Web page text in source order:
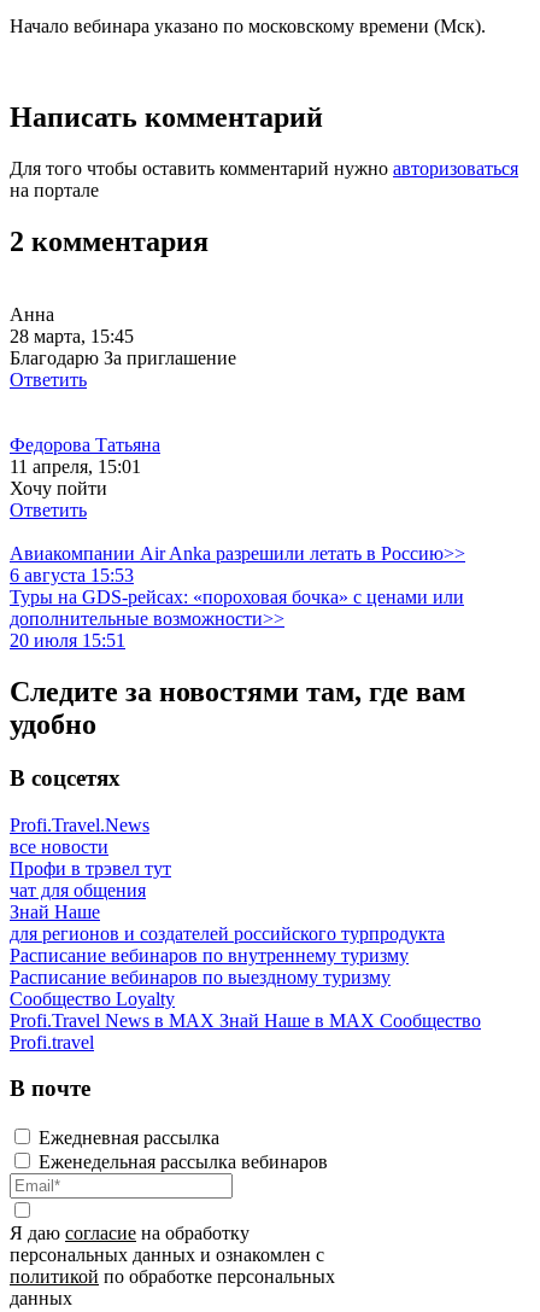
Начало вебинара указано по московскому времени (Мск).
Написать комментарий
Для того чтобы оставить комментарий нужно авторизоваться
на портале
2 комментария
Анна
28 марта, 15:45
Благодарю За приглашение
Ответить
Федорова Татьяна
11 апреля, 15:01
Хочу пойти
Ответить
Авиакомпании Air Anka разрешили летать в Россию>>
6 августа 15:53
Туры на GDS-рейсах: «пороховая бочка» с ценами или
дополнительные возможности>>
20 июля 15:51
Следите за новостями там, где вам
удобно
В соцсетях
Profi.Travel.News
все новости
Профи в трэвел тут
чат для общения
Знай Наше
для регионов и создателей российского турпродукта
Расписание вебинаров по внутреннему туризму
Расписание вебинаров по выездному туризму
Сообщество Loyalty
Profi.Travel News в MAX Знай Наше в MAX Сообщество
Profi.travel
В почте
Ежедневная рассылка
Еженедельная рассылка вебинаров
Я даю согласие на обработку
персональных данных и ознакомлен с
политикой по обработке персональных
данных